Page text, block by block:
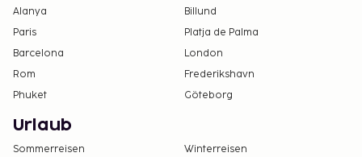
Alanya
Billund
Paris
Platja de Palma
Barcelona
London
Rom
Frederikshavn
Phuket
Göteborg
Urlaub
Sommerreisen
Winterreisen